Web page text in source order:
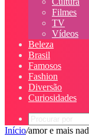
Filmes
TV
Vídeos
Beleza
Brasil
Famosos
Fashion
Diversão
Curiosidades
Início/amor e mais